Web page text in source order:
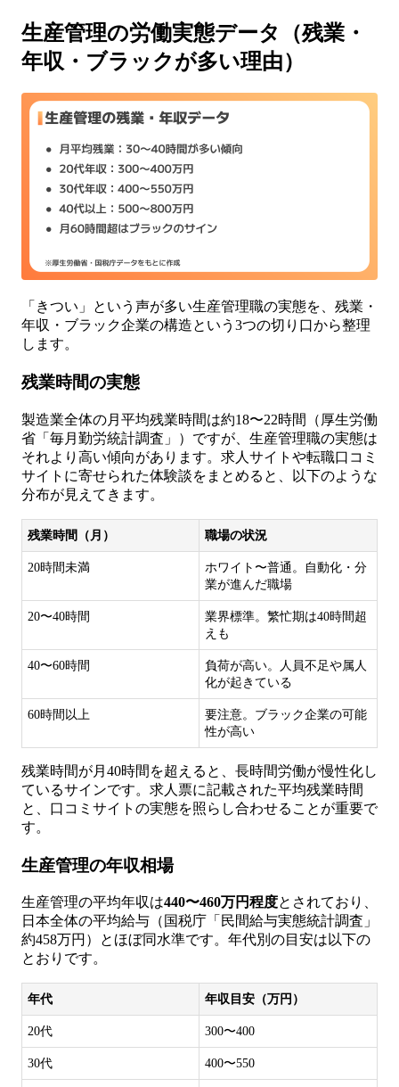
生産管理の労働実態データ（残業・
年収・ブラックが多い理由）
「きつい」という声が多い生産管理職の実態を、残業・
年収・ブラック企業の構造という3つの切り口から整理
します。
残業時間の実態
製造業全体の月平均残業時間は約18〜22時間（厚生労働
省「毎月勤労統計調査」）ですが、生産管理職の実態は
それより高い傾向があります。求人サイトや転職口コミ
サイトに寄せられた体験談をまとめると、以下のような
分布が見えてきます。
残業時間（月） 職場の状況
20時間未満
ホワイト〜普通。自動化・分
業が進んだ職場
20〜40時間
業界標準。繁忙期は40時間超
えも
40〜60時間
負荷が高い。人員不足や属人
化が起きている
60時間以上
要注意。ブラック企業の可能
性が高い
残業時間が月40時間を超えると、長時間労働が慢性化し
ているサインです。求人票に記載された平均残業時間
と、口コミサイトの実態を照らし合わせることが重要で
す。
生産管理の年収相場
生産管理の平均年収は440〜460万円程度とされており、
日本全体の平均給与（国税庁「民間給与実態統計調査」
約458万円）とほぼ同水準です。年代別の目安は以下の
とおりです。
年代 年収目安（万円）
20代 300〜400
30代 400〜550